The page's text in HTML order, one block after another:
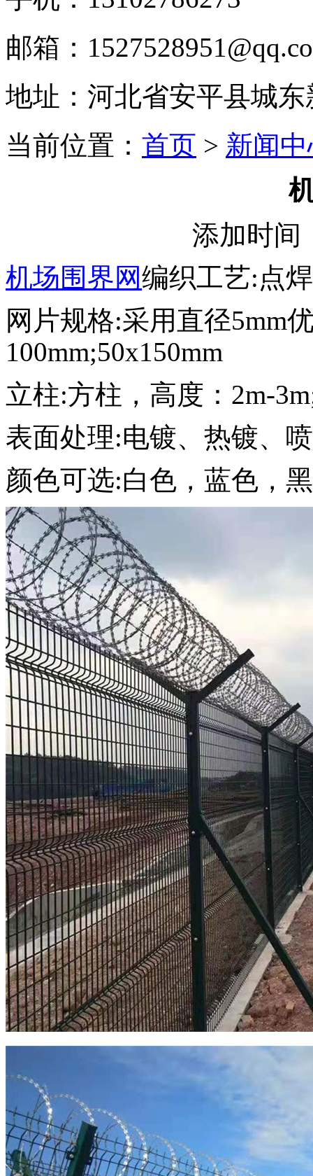
邮箱：
地址：河北省安平县城
当前位置： 首页 > 新闻
添加时间
机场围界网编织工艺:点
网片规格:采用直径5mm
100mm;50x150mm
立柱:方柱，高度：2m-
表面处理:电镀、热镀、
颜色可选:白色，蓝色，